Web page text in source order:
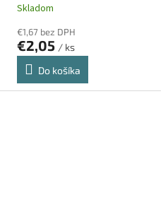
Skladom
€1,67 bez DPH
€2,05 / ks
Do košíka